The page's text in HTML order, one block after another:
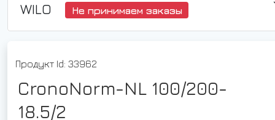
WILO Не принимаем заказы
Продукт Id: 33962
CronoNorm-NL 100/200-
18.5/2